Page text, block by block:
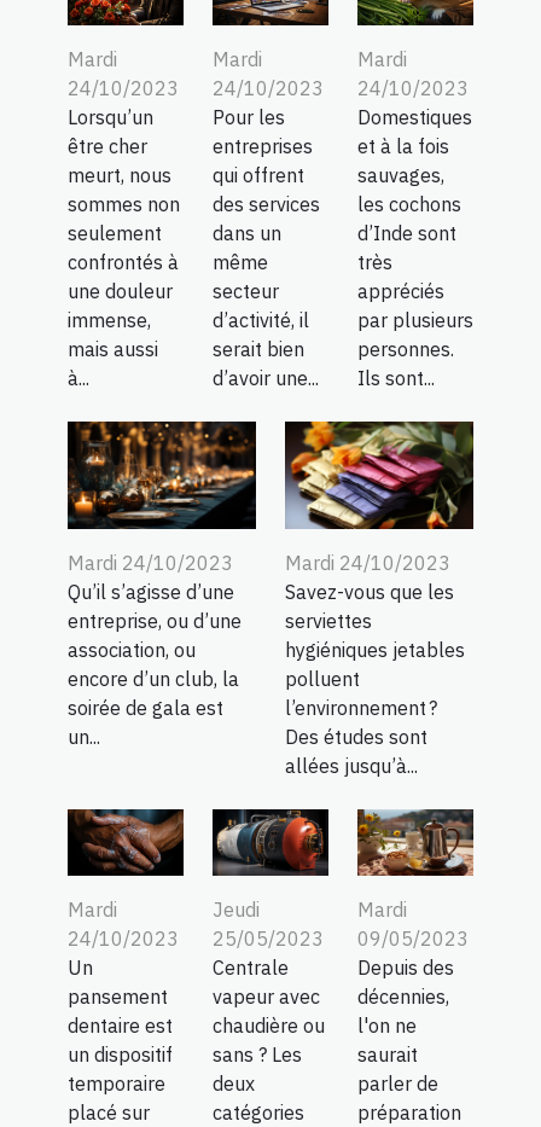
Mardi
24/10/2023
Lorsqu’un
être cher
meurt, nous
sommes non
seulement
confrontés à
une douleur
immense,
mais aussi
à...
Mardi
24/10/2023
Pour les
entreprises
qui offrent
des services
dans un
même
secteur
d’activité, il
serait bien
d’avoir une...
Mardi
24/10/2023
Domestiques
et à la fois
sauvages,
les cochons
d’Inde sont
très
appréciés
par plusieurs
personnes.
Ils sont...
Mardi 24/10/2023
Qu’il s’agisse d’une
entreprise, ou d’une
association, ou
encore d’un club, la
soirée de gala est
un...
Mardi 24/10/2023
Savez-vous que les
serviettes
hygiéniques jetables
polluent
l’environnement ?
Des études sont
allées jusqu’à...
Mardi
24/10/2023
Un
pansement
dentaire est
un dispositif
temporaire
placé sur
Jeudi
25/05/2023
Centrale
vapeur avec
chaudière ou
sans ? Les
deux
catégories
Mardi
09/05/2023
Depuis des
décennies,
l'on ne
saurait
parler de
préparation